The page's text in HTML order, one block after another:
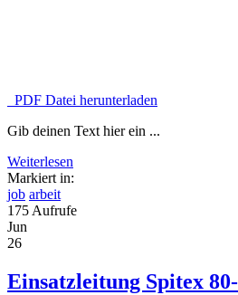
PDF Datei herunterladen
Gib deinen Text hier ein ...
Weiterlesen
Markiert in:
job arbeit
175 Aufrufe
Jun
26
Einsatzleitung Spitex